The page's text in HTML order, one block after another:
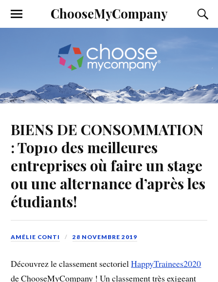
ChooseMyCompany
BIENS DE CONSOMMATION
: Top10 des meilleures
entreprises où faire un stage
ou une alternance d’après les
étudiants!
AMÉLIE CONTI 28 NOVEMBRE 2019
Découvrez le classement sectorielHappyTrainees2020
de ChooseMyCompany ! Un classement très exigeant